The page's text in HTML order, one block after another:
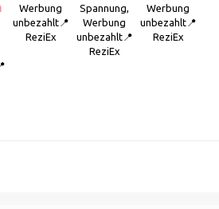
Werbung
unbezahlt📍
ReziEx
Spannung,
Werbung
unbezahlt📍
ReziEx
Werbung
unbezahlt📍
ReziEx